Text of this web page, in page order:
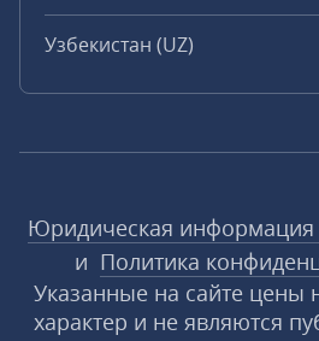
Узбекистан (UZ)
Юридическая информация
и Политика
Указанные на сайте цены
характер и не являются